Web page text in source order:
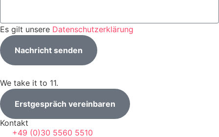
Es gilt unsere Datenschutzerklärung
Nachricht senden
We take it to 11.
Erstgespräch vereinbaren
Kontakt
+49 (0)30 5560 5510